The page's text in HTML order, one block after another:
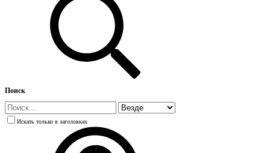
Поиск
Искать только в заголовках